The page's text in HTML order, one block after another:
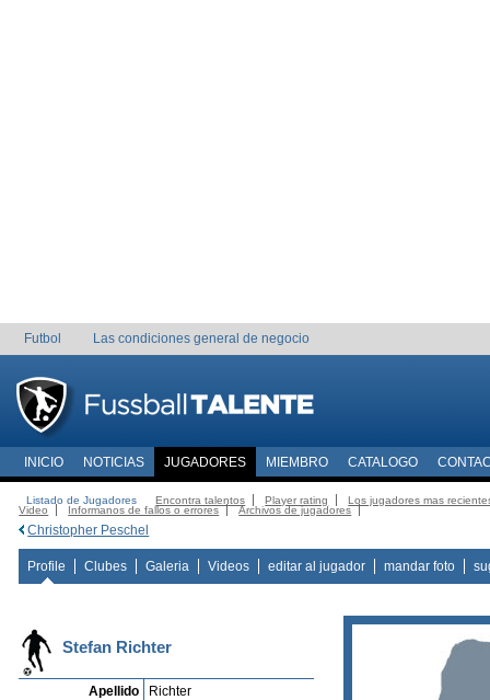
Futbol Las condiciones general de negocio
INICIO NOTICIAS JUGADORES MIEMBRO CATALOGO
Listado de Jugadores Encontra talentos Player rating
Los jugadores mas
Video
Informanos de fallos o errores Archivos de jugadores
Christopher Peschel
Profile Clubes Galeria Videos editar al jugador mandar foto
Stefan Richter
Apellido
Richter